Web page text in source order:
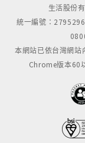
生活股份
統一編號：
本網站已依台灣網
Chrome版本60